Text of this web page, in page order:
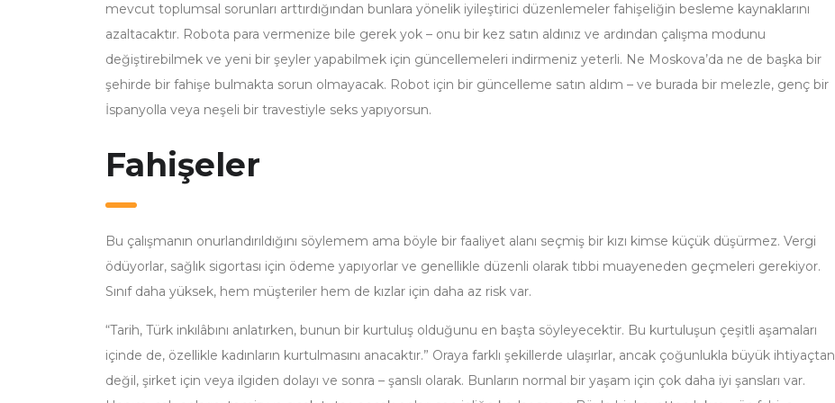
mevcut toplumsal sorunları arttırdığından bunlara yönelik iyileştirici düzenlemeler fahişeliğin besleme kaynaklarını
azaltacaktır. Robota para vermenize bile gerek yok – onu bir kez satın aldınız ve ardından çalışma modunu
değiştirebilmek ve yeni bir şeyler yapabilmek için güncellemeleri indirmeniz yeterli. Ne Moskova’da ne de başka bir
şehirde bir fahişe bulmakta sorun olmayacak. Robot için bir güncelleme satın aldım – ve burada bir melezle, genç bir
İspanyolla veya neşeli bir travestiyle seks yapıyorsun.
Fahişeler
Bu çalışmanın onurlandırıldığını söylemem ama böyle bir faaliyet alanı seçmiş bir kızı kimse küçük düşürmez. Vergi
ödüyorlar, sağlık sigortası için ödeme yapıyorlar ve genellikle düzenli olarak tıbbi muayeneden geçmeleri gerekiyor.
Sınıf daha yüksek, hem müşteriler hem de kızlar için daha az risk var.
“Tarih, Türk inkılâbını anlatırken, bunun bir kurtuluş olduğunu en başta söyleyecektir. Bu kurtuluşun çeşitli aşamaları
içinde de, özellikle kadınların kurtulmasını anacaktır.” Oraya farklı şekillerde ulaşırlar, ancak çoğunlukla büyük ihtiyaçtan
değil, şirket için veya ilgiden dolayı ve sonra – şanslı olarak. Bunların normal bir yaşam için çok daha iyi şansları var.